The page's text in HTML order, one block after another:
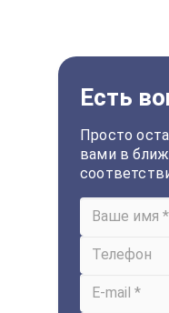
Есть
Просто
вами в